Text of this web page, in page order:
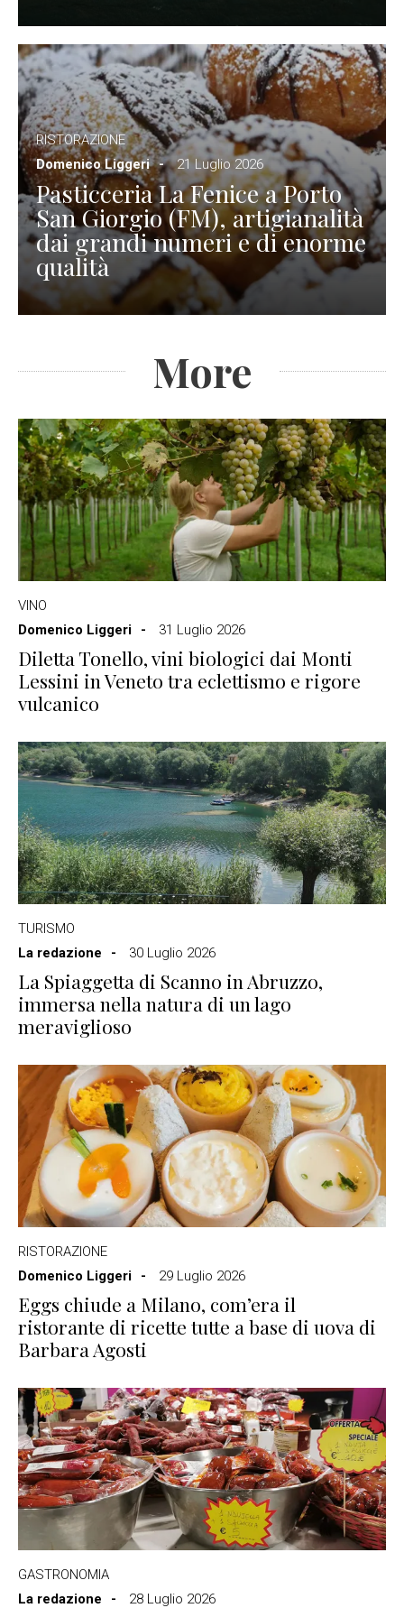
RISTORAZIONE
Domenico Liggeri
21 Luglio 2026
Pasticceria La Fenice a Porto
San Giorgio (FM), artigianalità
dai grandi numeri e di enorme
qualità
More
VINO
Domenico Liggeri
31 Luglio 2026
Diletta Tonello, vini biologici dai Monti
Lessini in Veneto tra eclettismo e rigore
vulcanico
TURISMO
La redazione
30 Luglio 2026
La Spiaggetta di Scanno in Abruzzo,
immersa nella natura di un lago
meraviglioso
RISTORAZIONE
Domenico Liggeri
29 Luglio 2026
Eggs chiude a Milano, com’era il
ristorante di ricette tutte a base di uova di
Barbara Agosti
GASTRONOMIA
La redazione
28 Luglio 2026